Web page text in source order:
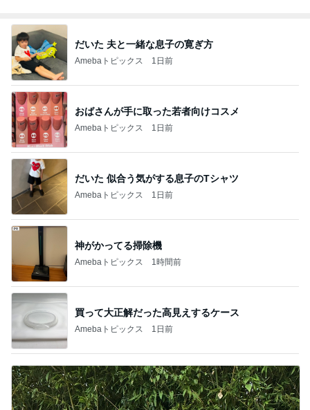
だいた 夫と一緒な息子の寛ぎ方
Amebaトピックス 1日前
おばさんが手に取った若者向けコスメ
Amebaトピックス 1日前
だいた 似合う気がする息子のTシャツ
Amebaトピックス 1日前
神がかってる掃除機
Amebaトピックス 1時間前
買って大正解だった高見えするケース
Amebaトピックス 1日前